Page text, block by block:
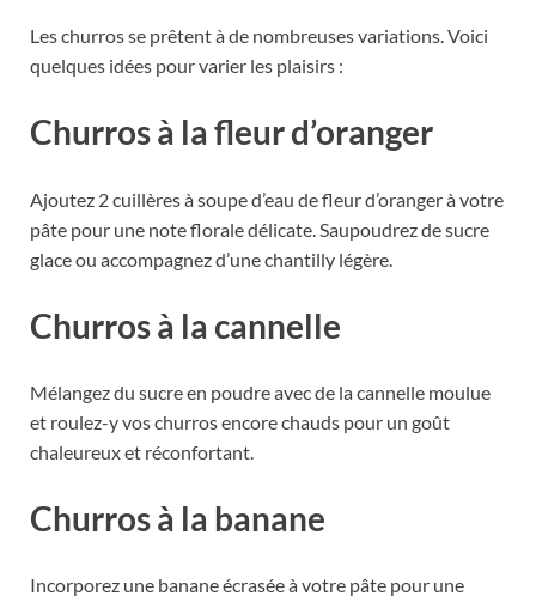
Les churros se prêtent à de nombreuses variations. Voici
quelques idées pour varier les plaisirs :
Churros à la fleur d’oranger
Ajoutez 2 cuillères à soupe d’eau de fleur d’oranger à votre
pâte pour une note florale délicate. Saupoudrez de sucre
glace ou accompagnez d’une chantilly légère.
Churros à la cannelle
Mélangez du sucre en poudre avec de la cannelle moulue
et roulez-y vos churros encore chauds pour un goût
chaleureux et réconfortant.
Churros à la banane
Incorporez une banane écrasée à votre pâte pour une